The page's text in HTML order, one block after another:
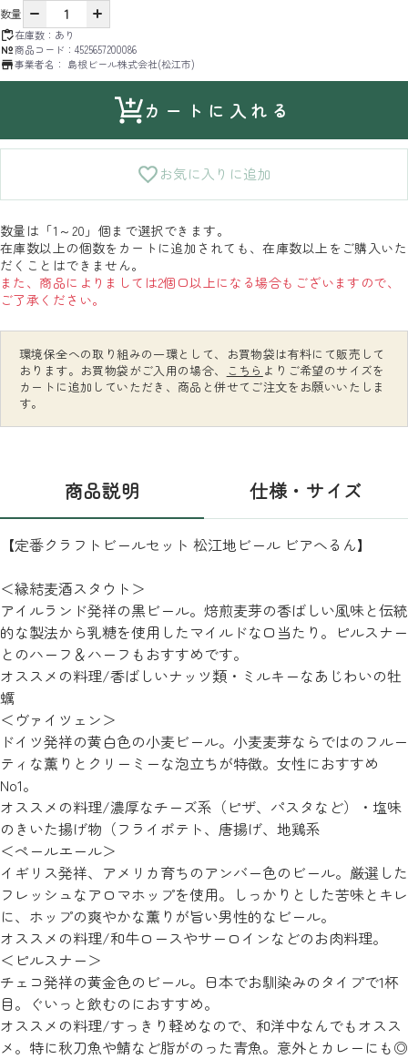
数量
在庫数： あり
商品コード： 4525657200086
事業者名： 島根ビール株式会社(松江市)
カートに入れる
お気に入りに追加
数量は「1～20」個まで選択できます。
在庫数以上の個数をカートに追加されても、在庫数以上をご購入いた
だくことはできません。
また、商品によりましては2個口以上になる場合もございますので、
ご了承ください。
環境保全への取り組みの一環として、お買物袋は有料にて販売して
おります。お買物袋がご入用の場合、
こちら よりご希望のサイズを
カートに追加していただき、商品と併せてご注文をお願いいたしま
す。
商品説明 仕様・サイズ
【定番クラフトビールセット 松江地ビール ビアへるん】
＜縁結麦酒スタウト＞
アイルランド発祥の黒ビール。焙煎麦芽の香ばしい風味と伝統
的な製法から乳糖を使用したマイルドな口当たり。ピルスナー
とのハーフ＆ハーフもおすすめです。
オススメの料理/香ばしいナッツ類・ミルキーなあじわいの牡
蠣
＜ヴァイツェン＞
ドイツ発祥の黄白色の小麦ビール。小麦麦芽ならではのフルー
ティな薫りとクリーミーな泡立ちが特徴。女性におすすめ
No1。
オススメの料理/濃厚なチーズ系（ピザ、パスタなど）・塩味
のきいた揚げ物（フライポテト、唐揚げ、地鶏系
＜ペールエール＞
イギリス発祥、アメリカ育ちのアンバー色のビール。厳選した
フレッシュなアロマホップを使用。しっかりとした苦味とキレ
に、ホップの爽やかな薫りが旨い男性的なビール。
オススメの料理/和牛ロースやサーロインなどのお肉料理。
＜ピルスナー＞
チェコ発祥の黄金色のビール。日本でお馴染みのタイプで1杯
目。ぐいっと飲むのにおすすめ。
オススメの料理/すっきり軽めなので、和洋中なんでもオスス
メ。特に秋刀魚や鯖など脂がのった青魚。意外とカレーにも◎